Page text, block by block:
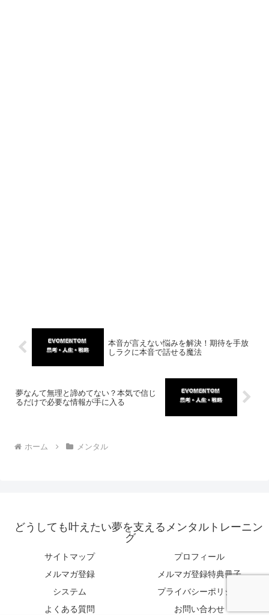
本音が言えない悩みを解決！期待を手放
しラクに本音で話せる魔法
夢なんて無理と諦めてない？本気で信じ
るだけで必要な情報が手に入る
ホーム メンタル
どうしても叶えたい夢を支えるメンタルトレーニン
グ
サイトマップ
プロフィール
メルマガ登録
メルマガ登録特典冊子
システム
プライバシーポリシー
よくある質問
お問い合わせ